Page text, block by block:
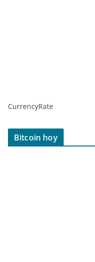
CurrencyRate
Bitcoin hoy